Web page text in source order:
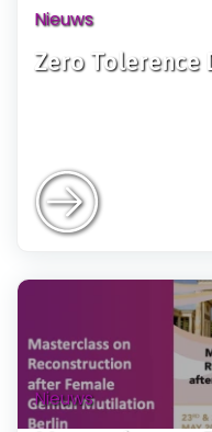
Nieuws
Zero Tolerence
Nieuws